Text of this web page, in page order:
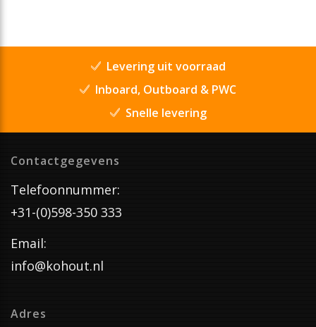
Levering uit voorraad
Inboard, Outboard & PWC
Snelle levering
Contactgegevens
Telefoonnummer:
+31-(0)598-350 333
Email:
info@kohout.nl
Adres